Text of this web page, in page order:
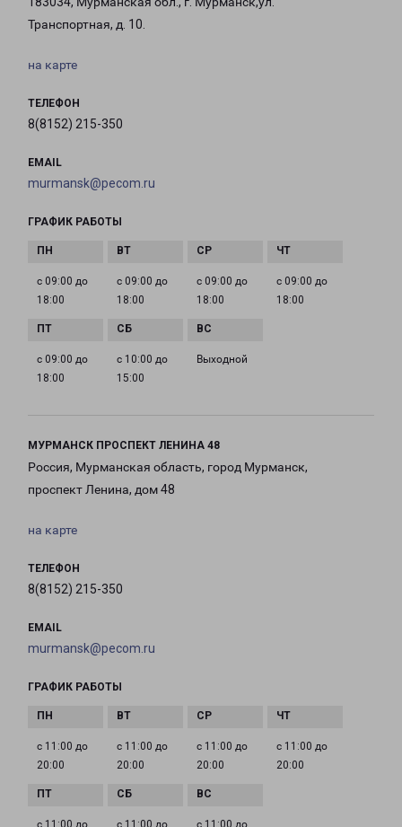
Транспортная, д. 10.
на карте
ТЕЛЕФОН
8(8152) 215-350
EMAIL
murmansk@pecom.ru
ГРАФИК РАБОТЫ
с 09:00 до
18:00
с 09:00 до
18:00
с 09:00 до
18:00
с 09:00 до
18:00
с 09:00 до
18:00
с 10:00 до
15:00
Выходной
МУРМАНСК ПРОСПЕКТ ЛЕНИНА 48
Россия, Мурманская область, город Мурманск,
проспект Ленина, дом 48
на карте
ТЕЛЕФОН
8(8152) 215-350
EMAIL
murmansk@pecom.ru
ГРАФИК РАБОТЫ
с 11:00 до
20:00
с 11:00 до
20:00
с 11:00 до
20:00
с 11:00 до
20:00